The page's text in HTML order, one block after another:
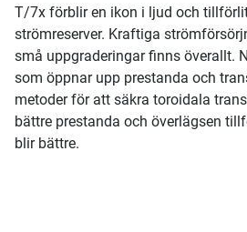
T/7x förblir en ikon i ljud och
strömreserver. Kraftiga
små uppgraderingar finns överallt.
som öppnar upp prestanda och
metoder för att säkra toroidala
bättre prestanda och överlägsen
blir bättre.